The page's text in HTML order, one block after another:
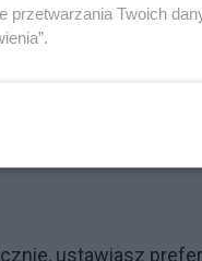
ustawiasz
przetwarzania Twoich